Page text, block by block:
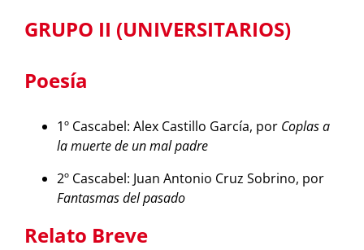
GRUPO II (UNIVERSITARIOS)
Poesía
1º Cascabel: Alex Castillo García, por Coplas a
la muerte de un mal padre
2º Cascabel: Juan Antonio Cruz Sobrino, por
Fantasmas del pasado
Relato Breve